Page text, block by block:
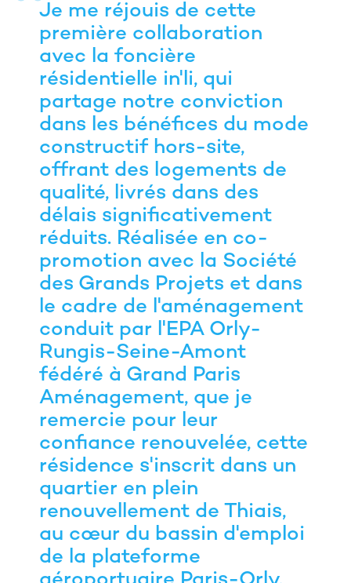
Je me réjouis de cette
première collaboration
avec la foncière
résidentielle in'li, qui
partage notre conviction
dans les bénéfices du mode
constructif hors-site,
offrant des logements de
qualité, livrés dans des
délais significativement
réduits. Réalisée en co-
promotion avec la Société
des Grands Projets et dans
le cadre de l'aménagement
conduit par l'EPA Orly-
Rungis-Seine-Amont
fédéré à Grand Paris
Aménagement, que je
remercie pour leur
confiance renouvelée, cette
résidence s'inscrit dans un
quartier en plein
renouvellement de Thiais,
au cœur du bassin d'emploi
de la plateforme